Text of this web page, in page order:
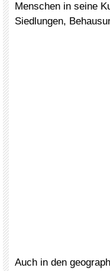
Menschen in seine
Siedlungen,
Auch in den